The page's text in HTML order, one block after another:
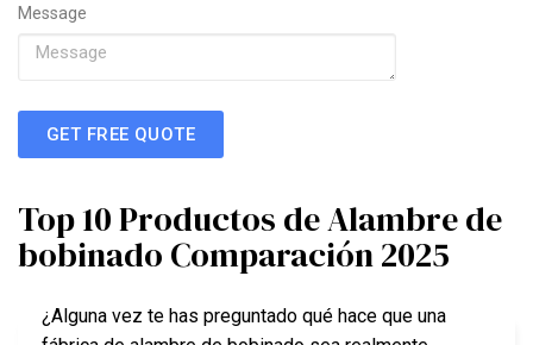
Message
GET FREE QUOTE
Top 10 Productos de Alambre de
bobinado Comparación 2025
¿Alguna vez te has preguntado qué hace que una